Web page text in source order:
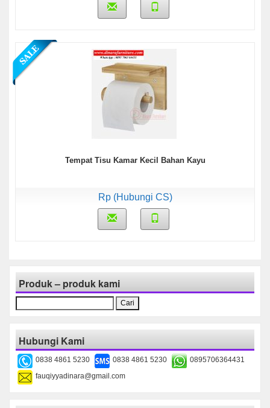
Tempat Tisu Kamar Kecil Bahan Kayu
Rp (Hubungi CS)
Produk – produk kami
untuk:
Hubungi Kami
0838 4861 5230 0838 4861 5230
0895706364431
fauqiyyadinara@gmail.com